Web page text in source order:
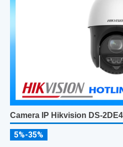
Camera IP Hikvision DS-
5%-35%